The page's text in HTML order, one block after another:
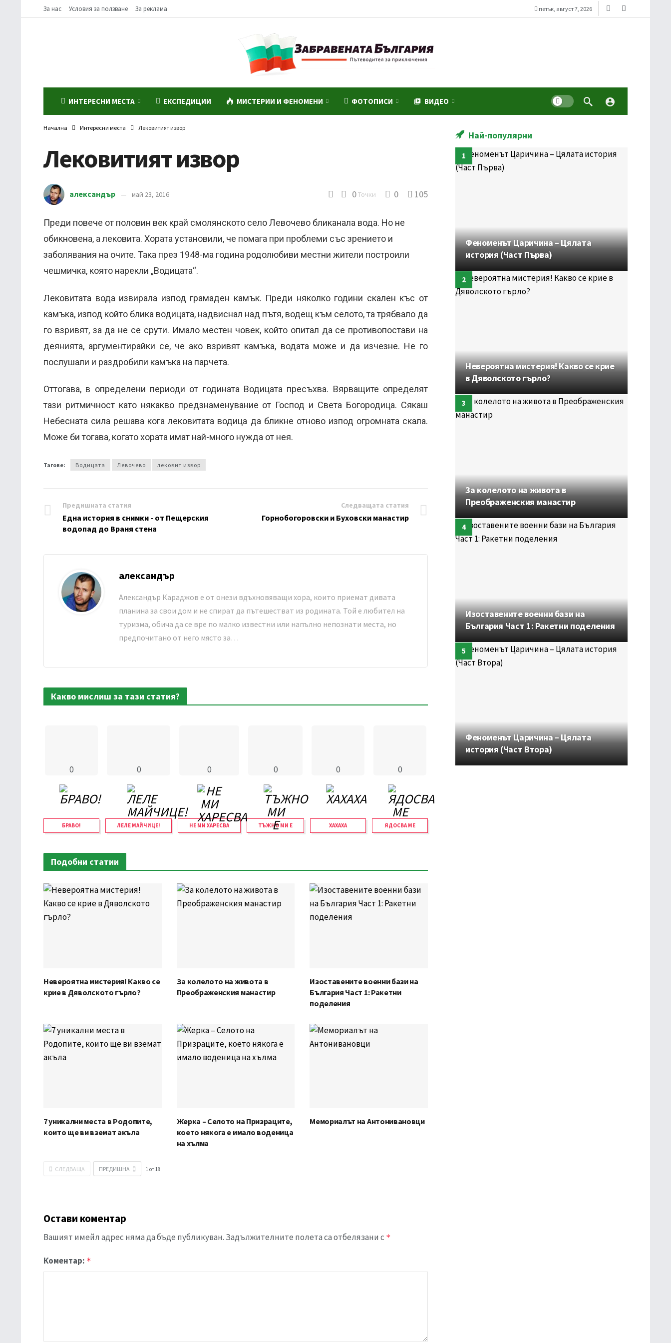
За нас Условия за ползване За реклама петък, август 7, 2026
ИНТЕРЕСНИ МЕСТА ЕКСПЕДИЦИИ МИСТЕРИИ И ФЕНОМЕНИ ФОТОПИСИ ВИДЕО Dark mode
Начална Интересни места Лековитият извор
Лековитият извор
александър май 23, 2016 0Точки 0 105
Преди повече от половин век край смолянското село Левочево бликанала вода. Но не
обикновена, а лековита. Хората установили, че помага при проблеми със зрението и
заболявания на очите. Така през 1948-ма година родолюбиви местни жители построили
чешмичка, която нарекли „Водицата“.
Лековитата вода извирала изпод грамаден камък. Преди няколко години скален къс от
камъка, изпод който блика водицата, надвиснал над пътя, водещ към селото, та трябвало да
го взривят, за да не се срути. Имало местен човек, който опитал да се противопостави на
деянията, аргументирайки се, че ако взривят камъка, водата може и да изчезне. Не го
послушали и раздробили камъка на парчета.
Оттогава, в определени периоди от годината Водицата пресъхва. Вярващите определят
тази ритмичност като някакво предзнаменувание от Господ и Света Богородица. Сякаш
Небесната сила решава кога лековитата водица да бликне отново изпод огромната скала.
Може би тогава, когато хората имат най-много нужда от нея.
Тагове: Водицата Левочево лековит извор
Предишната статия
Една история в снимки - от Пещерския
водопад до Враня стена
Следващата статия
Горнобогоровски и Буховски манастир
александър
Александър Караджов е от онези вдъхновяващи хора, които приемат дивата
планина за свои дом и не спират да пътешестват из родината. Той е любител на
туризма, обича да се вре по малко известни или напълно непознати места, но
предпочитано от него място за…
Какво мислиш за тази статия?
0
БРАВО!
0
ЛЕЛЕ МАЙЧИЦЕ!
0
НЕ МИ ХАРЕСВА
0
ТЪЖНО МИ Е
0
ХАХАХА
0
ЯДОСВА МЕ
Подобни статии
Невероятна мистерия! Какво се
крие в Дяволското гърло?
За колелото на живота в
Преображенския манастир
Изоставените военни бази на
България Част 1: Ракетни
поделения
7 уникални места в Родопите,
които ще ви вземат акъла
Жерка – Селото на Призраците,
което някога е имало воденица
на хълма
Мемориалът на Антонивановци
СЛЕДВАЩА ПРЕДИШНА 1 от 18
Остави коментар
Вашият имейл адрес няма да бъде публикуван. Задължителните полета са отбелязани с *
Коментар: *
Най-популярни
Феноменът Царичина – Цялата
история (Част Първа)
Невероятна мистерия! Какво се крие
в Дяволското гърло?
За колелото на живота в
Преображенския манастир
Изоставените военни бази на
България Част 1: Ракетни поделения
Феноменът Царичина – Цялата
история (Част Втора)